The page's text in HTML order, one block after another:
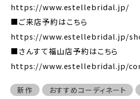
https://www.estellebridal.jp/
■ご来店予約はこちら
https://www.estellebridal.jp/
■さんすて福山店予約はこちら
https://www.estellebridal.jp/
新作 おすすめコーディネート